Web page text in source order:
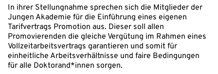
In ihrer Stellungnahme sprechen sich die Mitglieder der
Jungen Akademie für die Einführung eines eigenen
Tarifvertrags Promotion aus. Dieser soll allen
Promovierenden die gleiche Vergütung im Rahmen eines
Vollzeitarbeitsvertrags garantieren und somit für
einheitliche Arbeitsverhältnisse und faire Bedingungen
für alle Doktorand*innen sorgen.